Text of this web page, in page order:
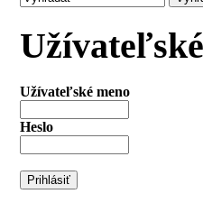
Užívateľské meno
Heslo